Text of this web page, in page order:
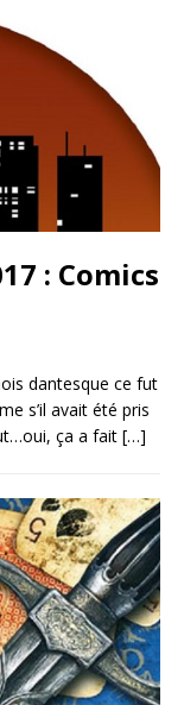
: Comics
dantesque ce fut
s’il avait été pris
ça a fait […]